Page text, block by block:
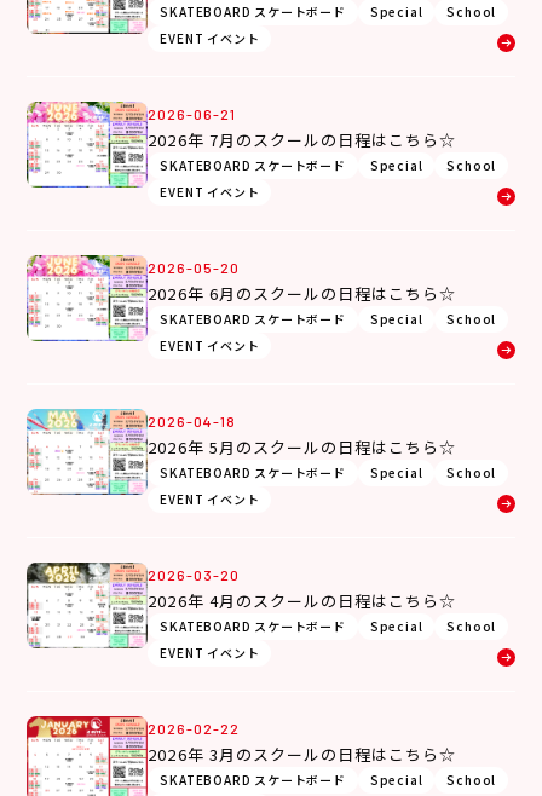
SKATEBOARD スケートボード Special
School
EVENT イベント
2026-06-21
2026年 7月のスクールの日程はこちら☆
SKATEBOARD スケートボード Special
School
EVENT イベント
2026-05-20
2026年 6月のスクールの日程はこちら☆
SKATEBOARD スケートボード Special
School
EVENT イベント
2026-04-18
2026年 5月のスクールの日程はこちら☆
SKATEBOARD スケートボード Special
School
EVENT イベント
2026-03-20
2026年 4月のスクールの日程はこちら☆
SKATEBOARD スケートボード Special
School
EVENT イベント
2026-02-22
2026年 3月のスクールの日程はこちら☆
SKATEBOARD スケートボード Special
School